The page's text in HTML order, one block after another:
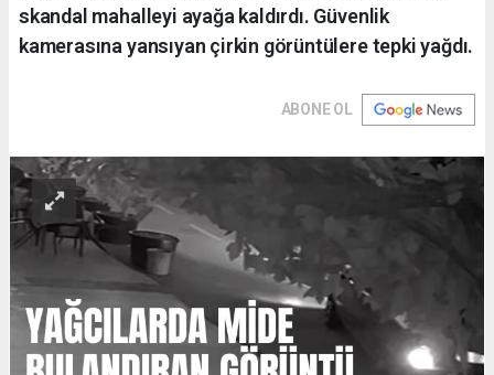
skandal mahalleyi ayağa kaldırdı. Güvenlik
kamerasına yansıyan çirkin görüntülere tepki yağdı.
ABONE OL